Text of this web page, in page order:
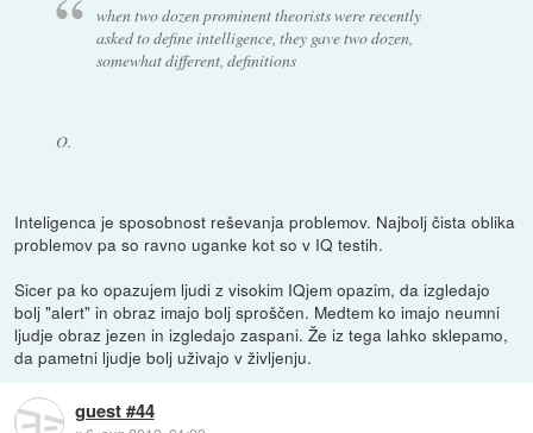
when two dozen prominent theorists were recently
asked to define intelligence, they gave two dozen,
somewhat different, definitions
O.
Inteligenca je sposobnost reševanja problemov. Najbolj čista oblika
problemov pa so ravno uganke kot so v IQ testih.
Sicer pa ko opazujem ljudi z visokim IQjem opazim, da izgledajo
bolj "alert" in obraz imajo bolj sproščen. Medtem ko imajo neumni
ljudje obraz jezen in izgledajo zaspani. Že iz tega lahko sklepamo,
da pametni ljudje bolj uživajo v življenju.
guest #44